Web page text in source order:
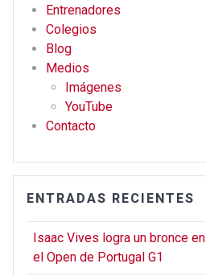
o
k
m
Entrenadores
Colegios
Blog
Medios
Imágenes
YouTube
Contacto
ENTRADAS RECIENTES
Isaac Vives logra un bronce en
el Open de Portugal G1